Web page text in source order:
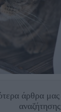
άρθρα μας
αναζήτησης